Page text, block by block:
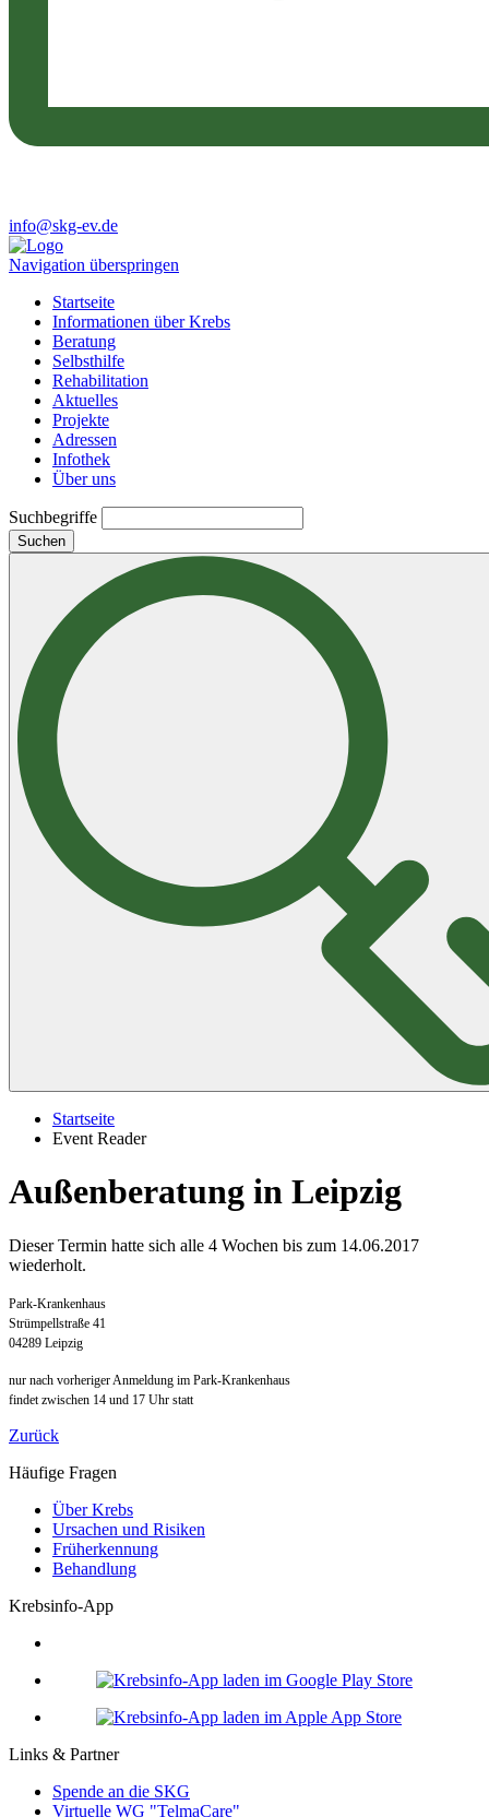
info@skg-ev.de
Navigation überspringen
Startseite
Informationen über Krebs
Beratung
Selbsthilfe
Rehabilitation
Aktuelles
Projekte
Adressen
Infothek
Über uns
Suchbegriffe
Suchen
Startseite
Event Reader
Außenberatung in Leipzig
Dieser Termin hatte sich alle 4 Wochen bis zum 14.06.2017
wiederholt.
Park-Krankenhaus
Strümpellstraße 41
04289 Leipzig
nur nach vorheriger Anmeldung im Park-Krankenhaus
findet zwischen 14 und 17 Uhr statt
Zurück
Häufige Fragen
Über Krebs
Ursachen und Risiken
Früherkennung
Behandlung
Krebsinfo-App
Links & Partner
Spende an die SKG
Virtuelle WG "TelmaCare"